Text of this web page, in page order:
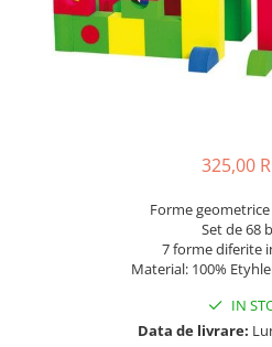
Vopsele
Biciclete si Triciclete
Biciclete Viking Explorer
Amenajări camere senzoriale
325,00
Forme
Set de 68
7 forme diferite
Material: 100%
IN
Data de livrare: